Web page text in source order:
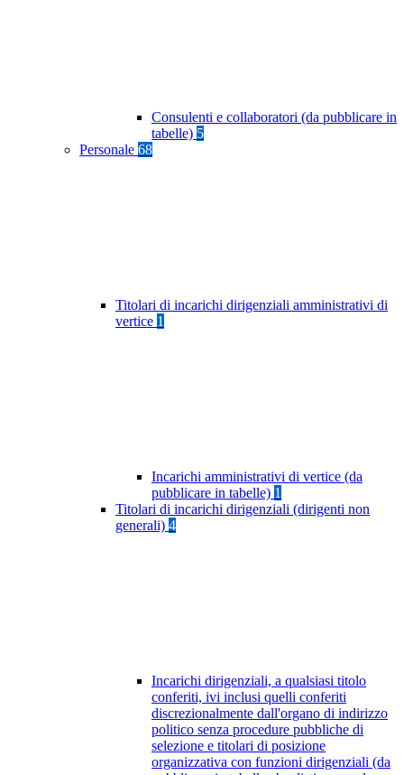
Consulenti e collaboratori (da pubblicare in
tabelle) 5
Personale 68
Titolari di incarichi dirigenziali amministrativi di
vertice 1
Incarichi amministrativi di vertice (da
pubblicare in tabelle) 1
Titolari di incarichi dirigenziali (dirigenti non
generali) 4
Incarichi dirigenziali, a qualsiasi titolo
conferiti, ivi inclusi quelli conferiti
discrezionalmente dall'organo di indirizzo
politico senza procedure pubbliche di
selezione e titolari di posizione
organizzativa con funzioni dirigenziali (da